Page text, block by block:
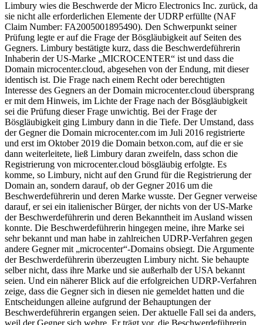
Limbury wies die Beschwerde der Micro Electronics Inc. zurück, da
sie nicht alle erforderlichen Elemente der UDRP erfüllte (NAF
Claim Number: FA2005001895490). Den Schwerpunkt seiner
Prüfung legte er auf die Frage der Bösgläubigkeit auf Seiten des
Gegners. Limbury bestätigte kurz, dass die Beschwerdeführerin
Inhaberin der US-Marke „MICROCENTER“ ist und dass die
Domain microcenter.cloud, abgesehen von der Endung, mit dieser
identisch ist. Die Frage nach einem Recht oder berechtigten
Interesse des Gegners an der Domain microcenter.cloud übersprang
er mit dem Hinweis, im Lichte der Frage nach der Bösgläubigkeit
sei die Prüfung dieser Frage unwichtig. Bei der Frage der
Bösgläubigkeit ging Limbury dann in die Tiefe. Der Umstand, dass
der Gegner die Domain microcenter.com im Juli 2016 registrierte
und erst im Oktober 2019 die Domain betxon.com, auf die er sie
dann weiterleitete, ließ Limbury daran zweifeln, dass schon die
Registrierung von microcenter.cloud bösgläubig erfolgte. Es
komme, so Limbury, nicht auf den Grund für die Registrierung der
Domain an, sondern darauf, ob der Gegner 2016 um die
Beschwerdeführerin und deren Marke wusste. Der Gegner verweise
darauf, er sei ein italienischer Bürger, der nichts von der US-Marke
der Beschwerdeführerin und deren Bekanntheit im Ausland wissen
konnte. Die Beschwerdeführerin hingegen meine, ihre Marke sei
sehr bekannt und man habe in zahlreichen UDRP-Verfahren gegen
andere Gegner mit „microcenter“-Domains obsiegt. Die Argumente
der Beschwerdeführerin überzeugten Limbury nicht. Sie behaupte
selber nicht, dass ihre Marke und sie außerhalb der USA bekannt
seien. Und ein näherer Blick auf die erfolgreichen UDRP-Verfahren
zeige, dass die Gegner sich in diesen nie gemeldet hatten und die
Entscheidungen alleine aufgrund der Behauptungen der
Beschwerdeführerin ergangen seien. Der aktuelle Fall sei da anders,
weil der Gegner sich wehre. Er trägt vor, die Beschwerdeführerin